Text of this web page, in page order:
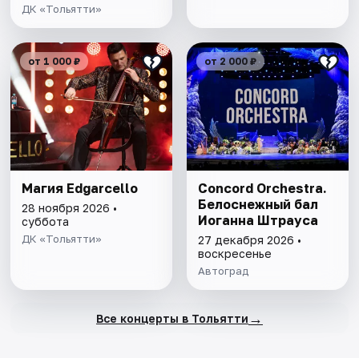
ДК «Тольятти»
от 1 000 ₽
Магия Edgarcello
28 ноября 2026 •
суббота
ДК «Тольятти»
от 2 000 ₽
Concord Orchestra.
Белоснежный бал
Иоганна Штрауса
27 декабря 2026 •
воскресенье
Автоград
Все концерты в Тольятти →